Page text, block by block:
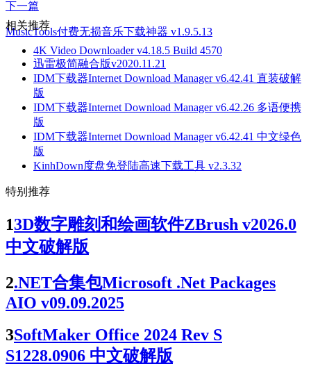
下一篇
MusicTools付费无损音乐下载神器 v1.9.5.13
相关推荐
4K Video Downloader v4.18.5 Build 4570
迅雷极简融合版v2020.11.21
IDM下载器Internet Download Manager v6.42.41 直装破解
版
IDM下载器Internet Download Manager v6.42.26 多语便携
版
IDM下载器Internet Download Manager v6.42.41 中文绿色
版
KinhDown度盘免登陆高速下载工具 v2.3.32
特别推荐
13D数字雕刻和绘画软件ZBrush v2026.0
中文破解版
2.NET合集包Microsoft .Net Packages
AIO v09.09.2025
3SoftMaker Office 2024 Rev S
S1228.0906 中文破解版